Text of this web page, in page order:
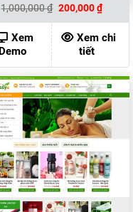
1,000,000₫ Giá
là:
1,000,000 ₫.
200,000₫Giá
hiện
tại
là:
Xem
Demo
Xem chi
tiết